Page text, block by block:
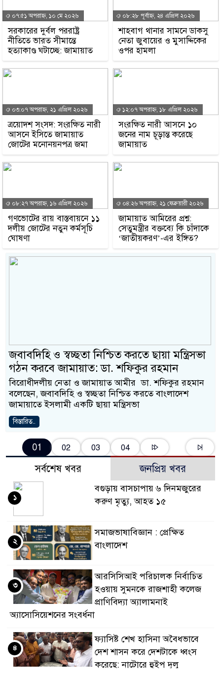
০৭:৫১ অপরাহ্ন, ১০ মে ২০২৬
সরকারের দুর্বল পররাষ্ট্র
নীতিতে ভারত সীমান্তে
হত্যাকাণ্ড ঘটাচ্ছে: জামায়াত
০৮:২৮ পূর্বাহ্ন, ২৪ এপ্রিল ২০২৬
শাহবাগ থানার সামনে ডাকসু
নেতা জুবায়ের ও মুসাদ্দিকের
ওপর হামলা
০৩:০৭ অপরাহ্ন, ২১ এপ্রিল ২০২৬
ত্রয়োদশ সংসদ: সংরক্ষিত নারী
আসনে ইসিতে জামায়াত
জোটের মনোনয়নপত্র জমা
১২:০৭ অপরাহ্ন, ১৮ এপ্রিল ২০২৬
সংরক্ষিত নারী আসনে ১০
জনের নাম চূড়ান্ত করেছে
জামায়াত
০৮:২৭ অপরাহ্ন, ১৬ এপ্রিল ২০২৬
গণভোটের রায় বাস্তবায়নে ১১
দলীয় জোটের নতুন কর্মসূচি
ঘোষণা
০৪:২৬ অপরাহ্ন, ২১ ফেব্রুয়ারী ২০২৬
জামায়াত আমিরের প্রশ্ন:
সেতুমন্ত্রীর বক্তব্যে কি চাঁদাকে
‘জাতীয়করণ’-এর ইঙ্গিত?
জবাবদিহি ও স্বচ্ছতা নিশ্চিত করতে ছায়া মন্ত্রিসভা
গঠন করবে জামায়াত: ডা. শফিকুর রহমান
বিরোধীদলীয় নেতা ও জামায়াত আমীর ডা. শফিকুর রহমান
বলেছেন, জবাবদিহি ও স্বচ্ছতা নিশ্চিত করতে বাংলাদেশ
জামায়াতে ইসলামী একটি ছায়া মন্ত্রিসভা
বিস্তারিত..
01 02 03 04
সর্বশেষ খবর জনপ্রিয় খবর
বগুড়ায় বাসচাপায় ৬ দিনমজুরের
করুণ মৃত্যু, আহত ১৫
১
সমাজভাষাবিজ্ঞান : প্রেক্ষিত
বাংলাদেশ
২
আরসিসিআই পরিচালক নির্বাচিত
হওয়ায় সুমনকে রাজশাহী কলেজ
প্রাণিবিদ্যা অ্যালামনাই
অ্যাসোসিয়েশনের সংবর্ধনা
৩
ফ্যাসিষ্ট শেখ হাসিনা অবৈধভাবে
দেশ শাসন করে দেশটাকে ধ্বংস
করেছে: নাটোরে হুইপ দুলু
৪